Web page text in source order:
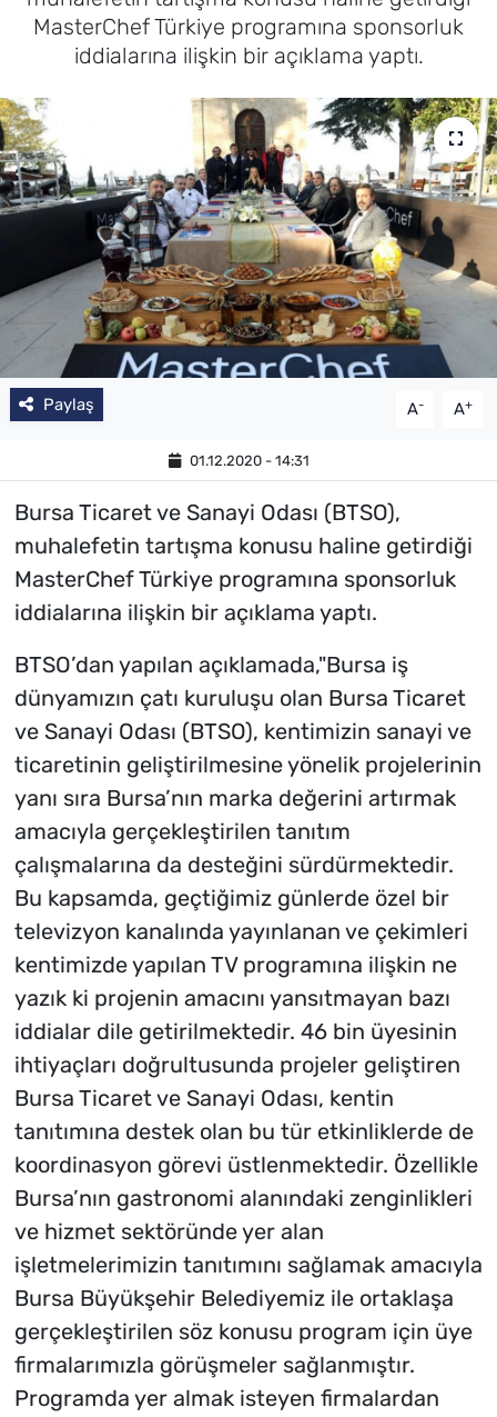
MasterChef Türkiye programına sponsorluk
iddialarına ilişkin bir açıklama yaptı.
Paylaş A- A+
01.12.2020 - 14:31
Bursa Ticaret ve Sanayi Odası (BTSO),
muhalefetin tartışma konusu haline getirdiği
MasterChef Türkiye programına sponsorluk
iddialarına ilişkin bir açıklama yaptı.
BTSO’dan yapılan açıklamada,"Bursa iş
dünyamızın çatı kuruluşu olan Bursa Ticaret
ve Sanayi Odası (BTSO), kentimizin sanayi ve
ticaretinin geliştirilmesine yönelik projelerinin
yanı sıra Bursa’nın marka değerini artırmak
amacıyla gerçekleştirilen tanıtım
çalışmalarına da desteğini sürdürmektedir.
Bu kapsamda, geçtiğimiz günlerde özel bir
televizyon kanalında yayınlanan ve çekimleri
kentimizde yapılan TV programına ilişkin ne
yazık ki projenin amacını yansıtmayan bazı
iddialar dile getirilmektedir. 46 bin üyesinin
ihtiyaçları doğrultusunda projeler geliştiren
Bursa Ticaret ve Sanayi Odası, kentin
tanıtımına destek olan bu tür etkinliklerde de
koordinasyon görevi üstlenmektedir. Özellikle
Bursa’nın gastronomi alanındaki zenginlikleri
ve hizmet sektöründe yer alan
işletmelerimizin tanıtımını sağlamak amacıyla
Bursa Büyükşehir Belediyemiz ile ortaklaşa
gerçekleştirilen söz konusu program için üye
firmalarımızla görüşmeler sağlanmıştır.
Programda yer almak isteyen firmalardan